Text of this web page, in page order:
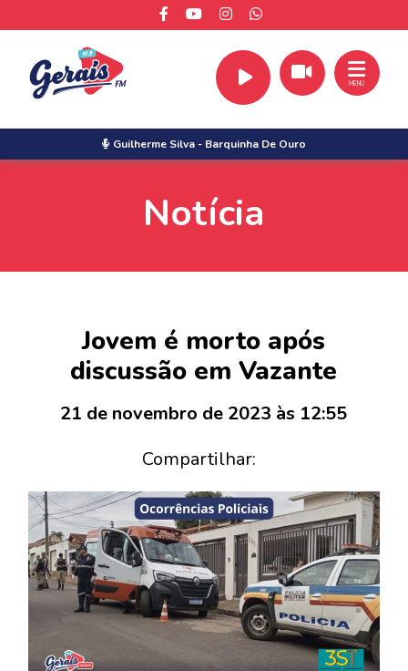
Guilherme Silva- Barquinha De Ouro
MENU
Notícia
Jovem é morto após
discussão em Vazante
21 de novembro de 2023 às 12:55
Compartilhar: